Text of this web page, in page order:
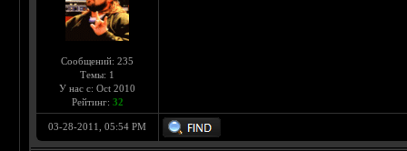
Сообщений: 235
Темы: 1
У нас с: Oct 2010
Рейтинг: 32
03-28-2011, 05:54 PM